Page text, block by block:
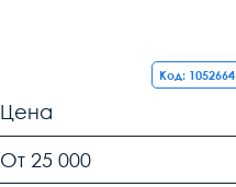
Код: 1052664
Цена
От 25 000